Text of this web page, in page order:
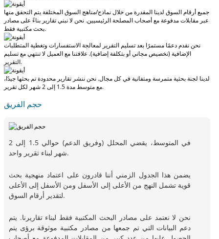
جميع أرقام السوق لدينا المقدرة من خلال نماذج/مناهج السوق المختلفة يتم التحقق منها
عبر مقابلات مدفوعة مع أصحاب المصلحة الرئيسيين. نحن لا نبني تقارير بناءً على مصادر
بحث مكتبية فقط.
نحن نقدم دعمًا مستمرًا بعد تسليم التقرير لمعالجة الاستفسارات وتغطية المتطلبات
الإضافية (تخصيص مجاني أو بتكلفة إضافية). علاقتنا مع العميل لا تنتهي مع تسليم
التقرير.
لدينا لجنة بحثية متمرسة ومتفانية في كل مجال. نحن ننشر تقارير محدودة تم بحثها جيدًا،
معمتوسط مدة 1.5 إلى 2 شهر لكل تقرير.
حجم الفريق
في المتوسط، يقضي المحلل (وفريق الدعم) حوالي 1.5 إلى 2
شهر لبناء تقرير واحد.
يضمن هذا الجدول الزمني أننا قادرون على اعتماد منهجية بحث
قوية تشمل النهج من الأعلى إلى الأسفل ومن الأسفل إلى الأعلى
لتقدير أرقام السوق.
نحن لا نعتمد على مصادر البحث المكتبية فقط لبناء تقاريرنا. يتم
دعم البيانات التي تم جمعها من مصادر مكتبية موثوقة برؤى يتم